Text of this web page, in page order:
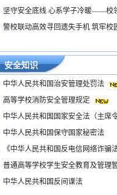
坚守安全底线 心系学子冷暖——校
警校联动高效寻回遗失手机 筑牢校
安全知识
中华人民共和国治安管理处罚法
高等学校消防安全管理规定
中华人民共和国国家安全法（主席
中华人民共和国保守国家秘密法
《中华人民共和国反电信网络诈骗
普通高等学校学生安全教育及管理
中华人民共和国反间谍法